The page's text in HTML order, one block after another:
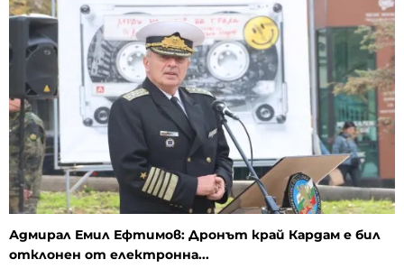
Адмирал Емил Ефтимов: Дронът край Кардам е бил
отклонен от електронна...